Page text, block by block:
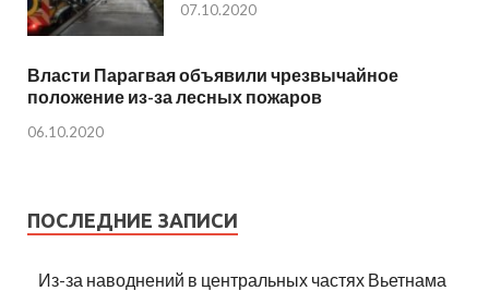
07.10.2020
Власти Парагвая объявили чрезвычайное
положение из-за лесных пожаров
06.10.2020
ПОСЛЕДНИЕ ЗАПИСИ
Из-за наводнений в центральных частях Вьетнама